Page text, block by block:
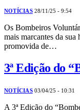
NOTÍCIAS 28/11/25 - 9:54
Os Bombeiros
mais marcantes da
promovida de…
3ª Edição do
NOTÍCIAS 03/04/25 - 10:31
A 3ª Edição do